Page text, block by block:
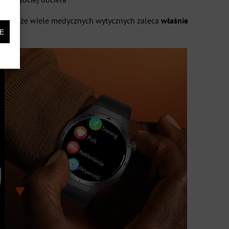
że wiele medycznych wytycznych zaleca właśnie